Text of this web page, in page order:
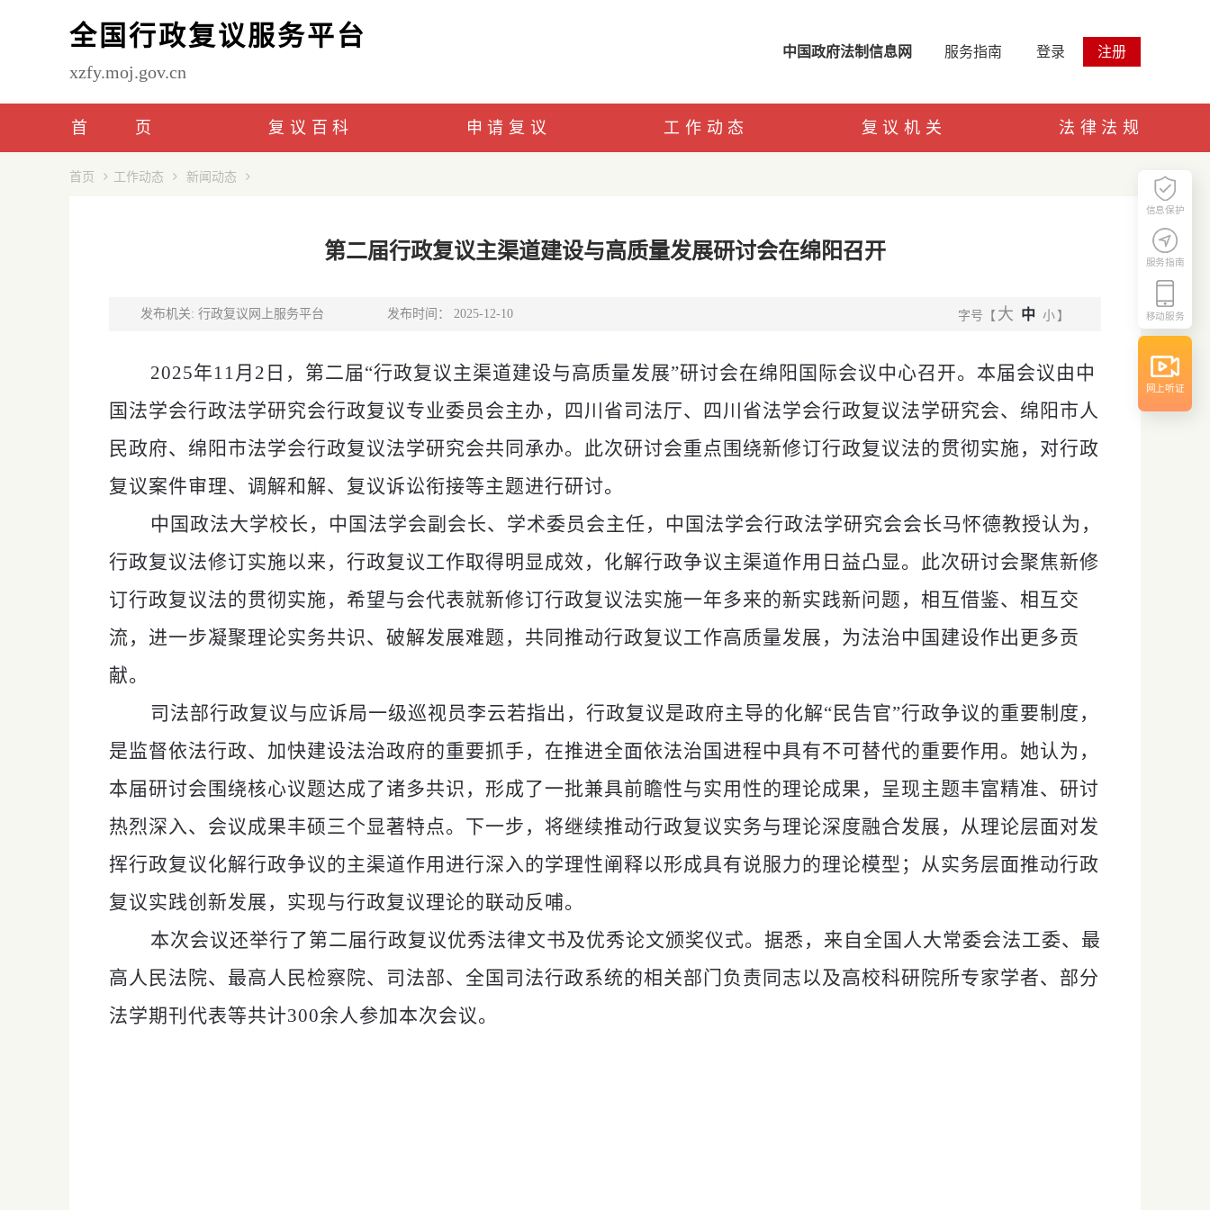
全国行政复议服务平台
xzfy.moj.gov.cn
中国政府法制信息网 服务指南 登录 注册
首页 复议百科 申请复议 工作动态 复议机关 法律法规
首页 工作动态 新闻动态
第二届行政复议主渠道建设与高质量发展研讨会在绵阳召开
发布机关: 行政复议网上服务平台 发布时间： 2025-12-10 字号【 大 中 小 】
2025年11月2日 ，第二届“行政复议主渠道建设与高质量发展”研讨会在绵阳国际会议中心召开。本届会议由中
国法学会行政法学研究会行政复议专业委员会主办，四川省司法厅、四川省法学会行政复议法学研究会、绵阳市人
民政府、绵阳市法学会行政复议法学研究会共同承办。此次研讨会重点围绕新修订行政复议法的贯彻实施，对行政
复议案件审理、调解和解、复议诉讼衔接等主题进行研讨。
中国政法大学校长，中国法学会副会长、学术委员会主任，中国法学会行政法学研究会会长马怀德教授认为，
行政复议法修订实施以来，行政复议工作取得明显成效，化解行政争议主渠道作用日益凸显。此次研讨会聚焦新修
订行政复议法的贯彻实施，希望与会代表就新修订行政复议法实施一年多来的新实践新问题，相互借鉴、相互交
流，进一步凝聚理论实务共识、破解发展难题，共同推动行政复议工作高质量发展，为法治中国建设作出更多贡
献。
司法部行政复议与应诉局一级巡视员李云若指出，行政复议是政府主导的化解“民告官”行政争议的重要制度，
是监督依法行政、加快建设法治政府的重要抓手，在推进全面依法治国进程中具有不可替代的重要作用。她认为，
本届研讨会围绕核心议题达成了诸多共识，形成了一批兼具前瞻性与实用性的理论成果，呈现主题丰富精准、研讨
热烈深入、会议成果丰硕三个显著特点。下一步，将继续推动行政复议实务与理论深度融合发展，从理论层面对发
挥行政复议化解行政争议的主渠道作用进行深入的学理性阐释以形成具有说服力的理论模型；从实务层面推动行政
复议实践创新发展，实现与行政复议理论的联动反哺。
本次会议还举行了第二届行政复议优秀法律文书及优秀论文颁奖仪式。据悉，来自全国人大常委会法工委、最
高人民法院、最高人民检察院、司法部、全国司法行政系统的相关部门负责同志以及高校科研院所专家学者、部分
法学期刊代表等共计300余人参加本次会议。
信息保护
服务指南
移动服务
网上听证